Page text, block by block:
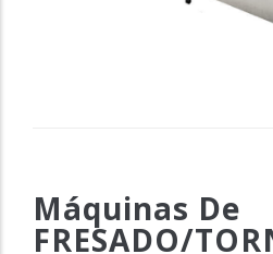
Máquinas De
FRESADO/